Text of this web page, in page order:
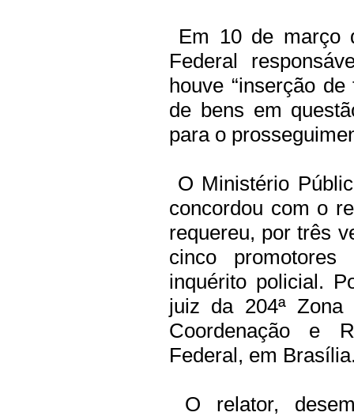
Em 10 de março
Federal
houve “inserção
de bens em
para o
O Ministério
concordou com o
requereu, por três
cinco
inquérito policial.
juiz da 204ª
Coordenação e
Federal, em
O relator,